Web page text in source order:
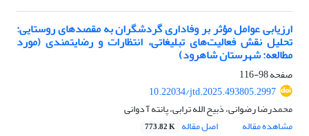
ارزیابی عوامل مؤثر بر وفاداری گردشگران به مقصدهای روستایی:
تحلیل نقش فعالیت‌های تبلیغاتی، انتظارات و رضایتمندی (مورد
مطالعه: شهرستان شاهرود)
صفحه98-116
10.22034/jtd.2025.493805.2997
محمدرضا رضوانی، ذبیح الله ترابی، پانته آ دوانی
مشاهده مقاله
اصل مقاله 773.82 K